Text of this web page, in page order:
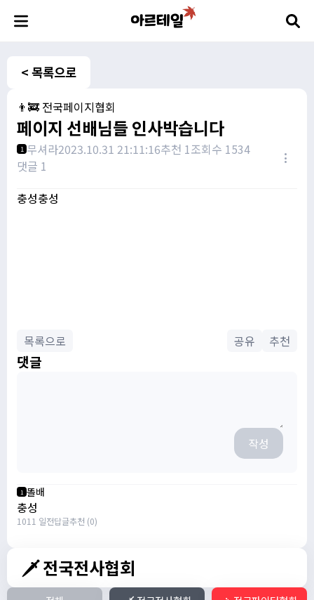
< 목록으로
👨‍🚒 전국페이지협회
페이지 선배님들 인사박습니다
1 무셔라2023.10.31 21:11:16추천 1조회수 1534
댓글 1
충성충성
목록으로 공유 추천
댓글
작성
1 똘배
충성
1011 일전답글추천 (0)
🗡️ 전국전사협회